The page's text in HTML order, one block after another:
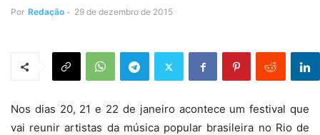
Por Redação - 29 de dezembro de 2015
Nos dias 20, 21 e 22 de janeiro acontece um festival que
vai reunir artistas da música popular brasileira no Rio de